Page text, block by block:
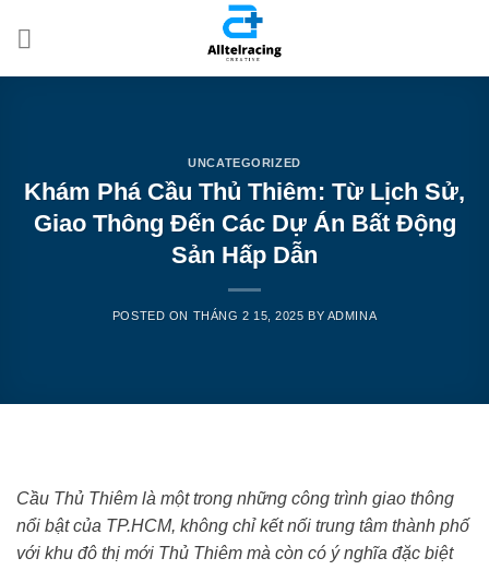
UNCATEGORIZED
Khám Phá Cầu Thủ Thiêm: Từ Lịch Sử,
Giao Thông Đến Các Dự Án Bất Động
Sản Hấp Dẫn
POSTED ON THÁNG 2 15, 2025 BY ADMINA
Cầu Thủ Thiêm là một trong những công trình giao thông
nổi bật của TP.HCM, không chỉ kết nối trung tâm thành phố
với khu đô thị mới Thủ Thiêm mà còn có ý nghĩa đặc biệt